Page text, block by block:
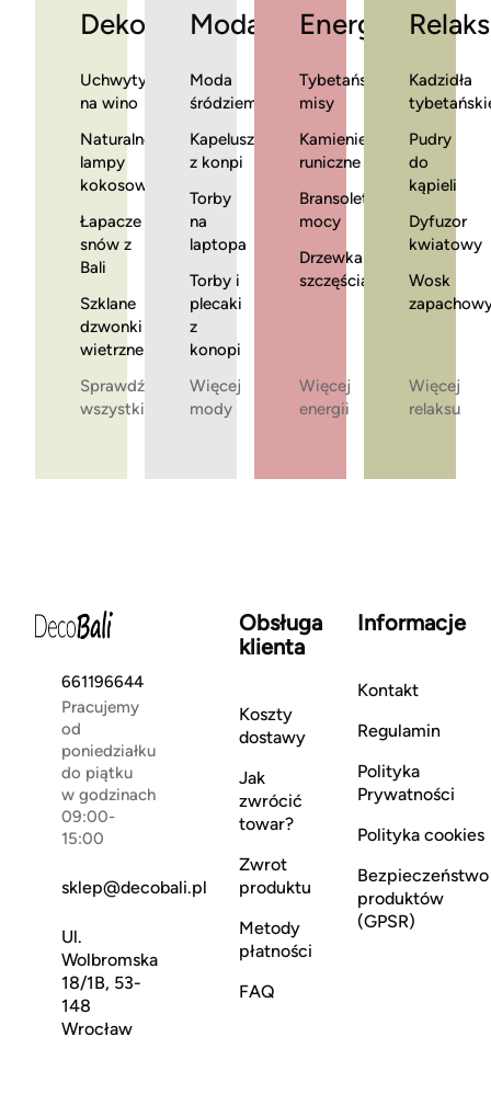
Dekoracje
Uchwyty
na wino
Naturalne
lampy
kokosowe
Łapacze
snów z
Bali
Szklane
dzwonki
wietrzne
Sprawdź
wszystkie
Moda
Moda
śródziemnomorska
Kapelusze
z konpi
Torby
na
laptopa
Torby i
plecaki
z
konopi
Więcej
mody
Energia
Tybetańskie
misy
Kamienie
runiczne
Bransoletki
mocy
Drzewka
szczęścia
Więcej
energii
Relaks
Kadzidła
Pudry
do
kąpieli
Dyfuzor
kwiatowy
Wosk
Więcej
relaksu
661196644
Pracujemy
od
poniedziałku
do piątku
w godzinach
09:00-
15:00
sklep@decobali.pl
Ul.
Wolbromska
18/1B, 53-
148
Wrocław
Obsługa
klienta
Koszty
dostawy
Jak
zwrócić
towar?
Zwrot
produktu
Metody
płatności
FAQ
Informacje
Kontakt
Regulamin
Polityka
Prywatności
Polityka cookies
Bezpieczeństwo
produktów
(GPSR)